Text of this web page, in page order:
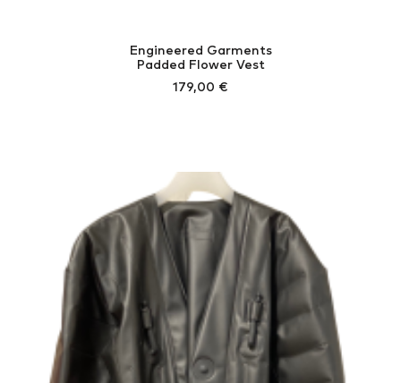
Engineered Garments
Padded Flower Vest
179,00 €